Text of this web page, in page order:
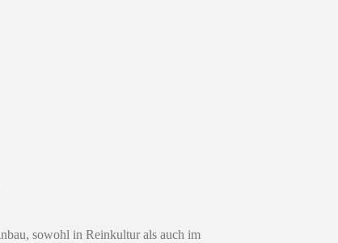
sowohl in Reinkultur als auch im